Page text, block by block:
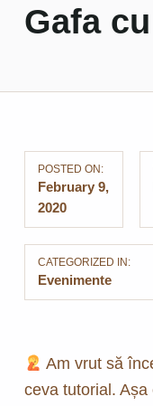
Gafa
POSTED ON:
February 9,
2020
CATEGORIZED IN:
Evenimente
Am vrut să
ceva tutorial.